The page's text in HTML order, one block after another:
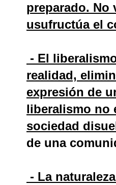
preparado. No
usufructúa el
- El
realidad,
expresión de
liberalismo no
sociedad
de una
- La